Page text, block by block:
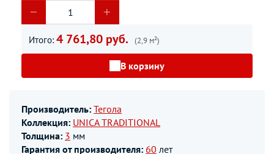
Итого: 4 761,80 руб. (2,9 м²)
В корзину
Производитель: Тегола
Коллекция: UNICA TRADITIONAL
Толщина: 3 мм
Гарантия от производителя: 60 лет